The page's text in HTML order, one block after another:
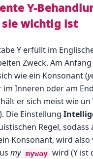
Y-
sie wichtig ist
Y erfüllt im
Zweck. Am
wie ein Konsonant (
im Inneren oder am
er sich meist wie un
). Die Einstellung
Regel, sodass
Konsonant, wird also
my myway wird (Y ist